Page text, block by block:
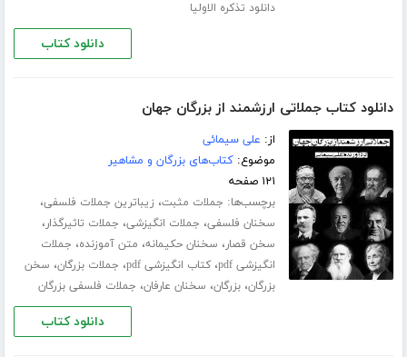
دانلود تذکره الاولیا
دانلود کتاب
دانلود کتاب جملاتی ارزشمند از بزرگان جهان
از: علی سیمائی
موضوع:کتاب‌های بزرگان و مشاهیر
۱۲۱ صفحه
برچسب‌ها: جملات مثبت، زیباترین جملات فلسفی،
سخنان فلسفی، جملات انگیزشی، جملات تاثیرگذار،
سخن قصار، سخنان حکیمانه، متن آموزنده، جملات
انگیزشی pdf
،کتاب انگیزشی pdf ، جملات بزرگان، سخن
بزرگان،بزرگان، سخنان عارفان، جملات فلسفی بزرگان
دانلود کتاب